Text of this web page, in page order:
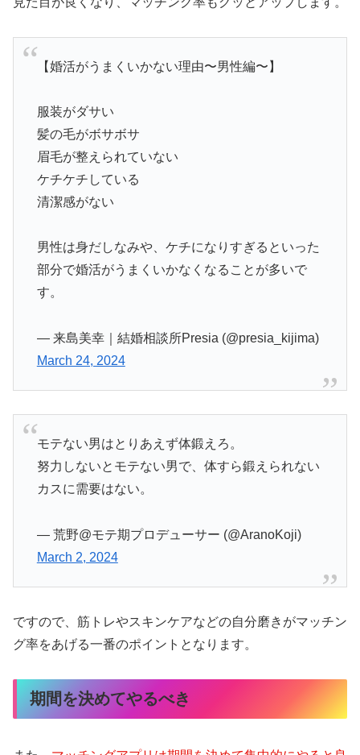
【婚活がうまくいかない理由〜男性編〜】
服装がダサい
髪の毛がボサボサ
眉毛が整えられていない
ケチケチしている
清潔感がない
男性は身だしなみや、ケチになりすぎるといった
部分で婚活がうまくいかなくなることが多いで
す。
— 来島美幸｜結婚相談所Presia (@presia_kijima)
March 24, 2024
モテない男はとりあえず体鍛えろ。
努力しないとモテない男で、体すら鍛えられない
カスに需要はない。
— 荒野@モテ期プロデューサー (@AranoKoji)
March 2, 2024
ですので、筋トレやスキンケアなどの自分磨きがマッチン
グ率をあげる一番のポイントとなります。
期間を決めてやるべき